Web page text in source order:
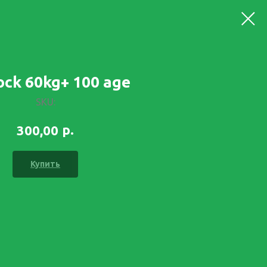
60kg+ 100 age
SKU:
300,00 р.
Купить